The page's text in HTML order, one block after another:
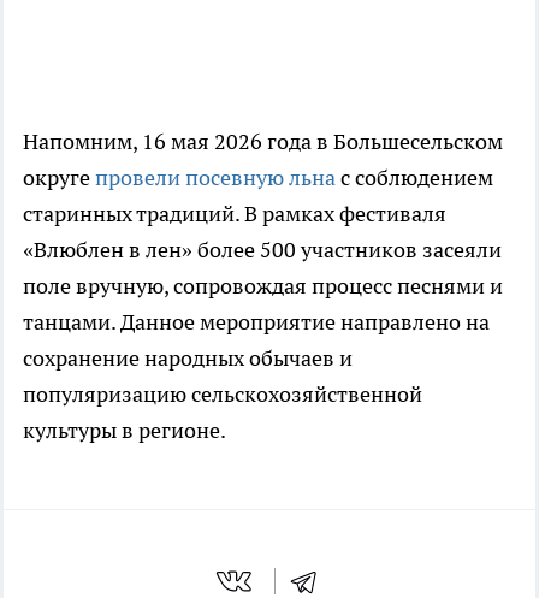
Напомним, 16 мая 2026 года в Большесельском
округепровели посевную льнас соблюдением
старинных традиций. В рамках фестиваля
«Влюблен в лен» более 500 участников засеяли
поле вручную, сопровождая процесс песнями и
танцами. Данное мероприятие направлено на
сохранение народных обычаев и
популяризацию сельскохозяйственной
культуры в регионе.